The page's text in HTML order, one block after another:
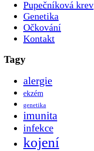
Pupečníková krev
Genetika
Očkování
Kontakt
Tagy
alergie
ekzém
genetika
imunita
infekce
kojení